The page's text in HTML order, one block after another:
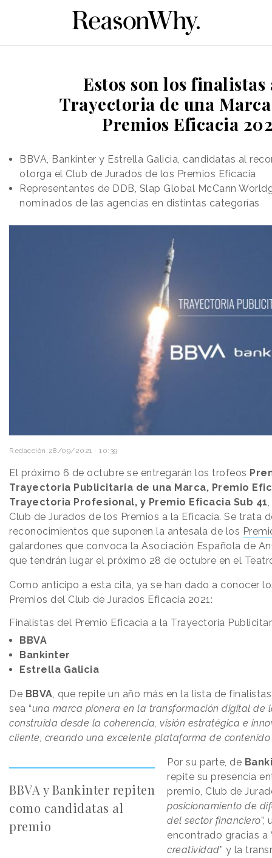
Estos son los finalistas
Trayectoria de una
Premios Eficacia
BBVA, Bankinter y Estrella Galicia, candidatas al
otorga el Club de Jurados de los Premios Eficacia
Representantes de DDB, Slap Global McCann
nominados de las agencias en distintas categorías
Redacción 28/09/2021 · 10:39
El próximo 6 de octubre se entregarán los trofeos
Trayectoria Publicitaria de una Marca, Premio
Trayectoria Profesional, y Premio Eficacia Sub 41
Club de Jurados de los Premios a la Eficacia. Se trata
reconocimientos que suponen la antesala de los
galardones que convoca la Asociación Española de
que tendrán lugar el próximo 28 de octubre en el
Como anticipo a esta cita, ya se han dado a conocer
Premios del Club de Jurados Eficacia 2021:
Finalistas del Premio Eficacia a la Trayectoria
BBVA
Bankinter
Estrella Galicia
De BBVA, que repite un año más en la lista de
sea “una marca pionera en la transformación digital de
construida desde la coherencia, visión estratégica e
cliente, creando una excelente plataforma de
BBVA y Bankinter repiten
como candidatas al
premio
Por su parte, de
repite su presencia
premio, Club de
posicionamiento de
del sector financiero”,
encontrado gracias a
creatividad” y la